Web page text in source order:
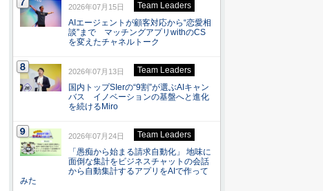
2026年07月15日
Team Leaders
AIエージェントが顧客対応から“恋愛相
談”まで マッチングアプリwithのCS
を変えたチャネルトーク
2026年07月13日
Team Leaders
国内トップSIerの“9割”が選ぶAIキャン
バス イノベーションの基盤へと進化
を続けるMiro
2026年07月24日
Team Leaders
「愚痴から始まる請求自動化」 地味に
面倒な集計をビジネスチャットの会話
から自動集計するアプリをAIで作って
みた